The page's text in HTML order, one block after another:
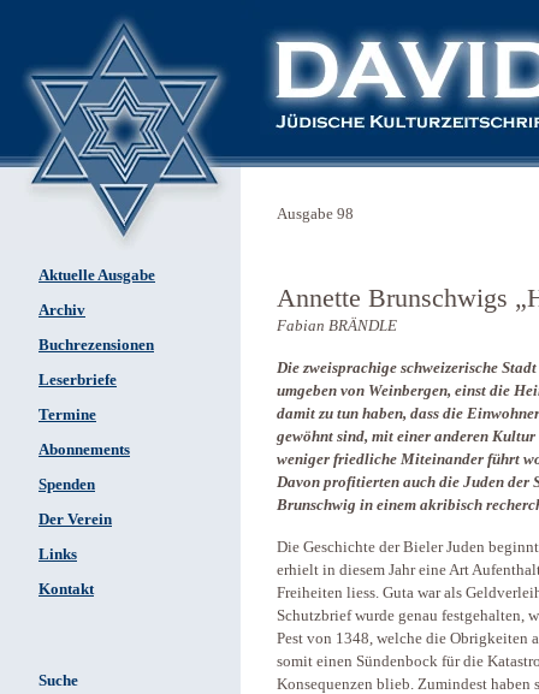
Aktuelle Ausgabe
Archiv
Buchrezensionen
Leserbriefe
Termine
Abonnements
Spenden
Der Verein
Links
Kontakt
Suche
Ausgabe 98
Annette Brunschwigs
Fabian BRÄNDLE
Die zweisprachige schweizerische
umgeben von Weinbergen, einst die
damit zu tun haben, dass die
gewöhnt sind, mit einer anderen
weniger friedliche Miteinander führt
Davon profitierten auch die Juden der
Brunschwig in einem akribisch
Die Geschichte der Bieler Juden
erhielt in diesem Jahr eine Art
Freiheiten liess. Guta war als
Schutzbrief wurde genau festgehalten,
Pest von 1348, welche die Obrigkeiten
somit einen Sündenbock für die
Konsequenzen blieb. Zumindest